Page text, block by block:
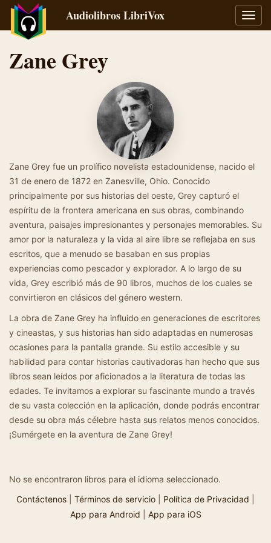
Audiolibros LibriVox
Zane Grey
Zane Grey fue un prolífico novelista estadounidense, nacido el
31 de enero de 1872 en Zanesville, Ohio. Conocido
principalmente por sus historias del oeste, Grey capturó el
espíritu de la frontera americana en sus obras, combinando
aventura, paisajes impresionantes y personajes memorables. Su
amor por la naturaleza y la vida al aire libre se reflejaba en sus
escritos, que a menudo se basaban en sus propias
experiencias como pescador y explorador. A lo largo de su
vida, Grey escribió más de 90 libros, muchos de los cuales se
convirtieron en clásicos del género western.
La obra de Zane Grey ha influido en generaciones de escritores
y cineastas, y sus historias han sido adaptadas en numerosas
ocasiones para la pantalla grande. Su estilo accesible y su
habilidad para contar historias cautivadoras han hecho que sus
libros sean leídos por aficionados a la literatura de todas las
edades. Te invitamos a explorar su fascinante mundo a través
de su vasta colección en la aplicación, donde podrás encontrar
desde su obra más célebre hasta sus relatos menos conocidos.
¡Sumérgete en la aventura de Zane Grey!
No se encontraron libros para el idioma seleccionado.
Contáctenos
Términos de servicio Política de Privacidad
App para Android
App para iOS